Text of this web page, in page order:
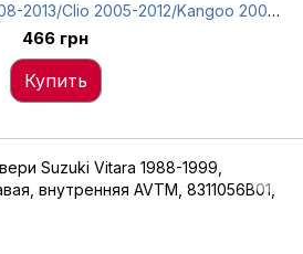
2013/Clio 2005-2012/Kangoo 2009-
внутренняя, серая AVTM,
6012539
466 грн
Купить